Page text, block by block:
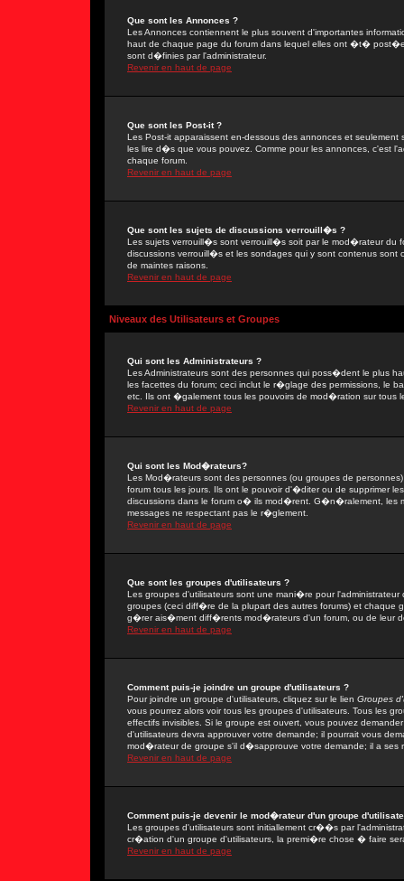
Que sont les Annonces ?
Les Annonces contiennent le plus souvent d'importantes
haut de chaque page du forum dans lequel elles ont �t�
sont d�finies par l'administrateur.
Revenir en haut de page
Que sont les Post-it ?
Les Post-it apparaissent en-dessous des annonces et
les lire d�s que vous pouvez. Comme pour les annonces, c'est
chaque forum.
Revenir en haut de page
Que sont les sujets de discussions verrouill�s ?
Les sujets verrouill�s sont verrouill�s soit par le mod�rateur du
discussions verrouill�s et les sondages qui y sont contenus
de maintes raisons.
Revenir en haut de page
Niveaux des Utilisateurs et Groupes
Qui sont les Administrateurs ?
Les Administrateurs sont des personnes qui poss�dent le plus
les facettes du forum; ceci inclut le r�glage des permissions, le
etc. Ils ont �galement tous les pouvoirs de mod�ration sur tous
Revenir en haut de page
Qui sont les Mod�rateurs?
Les Mod�rateurs sont des personnes (ou groupes de
forum tous les jours. Ils ont le pouvoir d'�diter ou de supprimer
discussions dans le forum o� ils mod�rent. G�n�ralement,
messages ne respectant pas le r�glement.
Revenir en haut de page
Que sont les groupes d'utilisateurs ?
Les groupes d'utilisateurs sont une mani�re pour
groupes (ceci diff�re de la plupart des autres forums) et
g�rer ais�ment diff�rents mod�rateurs d'un forum, ou de leur
Revenir en haut de page
Comment puis-je joindre un groupe d'utilisateurs ?
Pour joindre un groupe d'utilisateurs, cliquez sur le lien Groupes
vous pourrez alors voir tous les groupes d'utilisateurs. Tous les
effectifs invisibles. Si le groupe est ouvert, vous pouvez
d'utilisateurs devra approuver votre demande; il pourrait vous
mod�rateur de groupe s'il d�sapprouve votre demande; il a ses
Revenir en haut de page
Comment puis-je devenir le mod�rateur d'un groupe
Les groupes d'utilisateurs sont initiallement cr��s par
cr�ation d'un groupe d'utilisateurs, la premi�re chose � faire
Revenir en haut de page